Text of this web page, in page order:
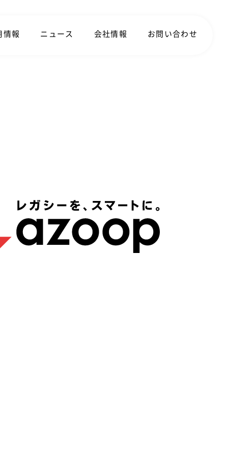
情報 ニュース 会社情報 お問い合わせ